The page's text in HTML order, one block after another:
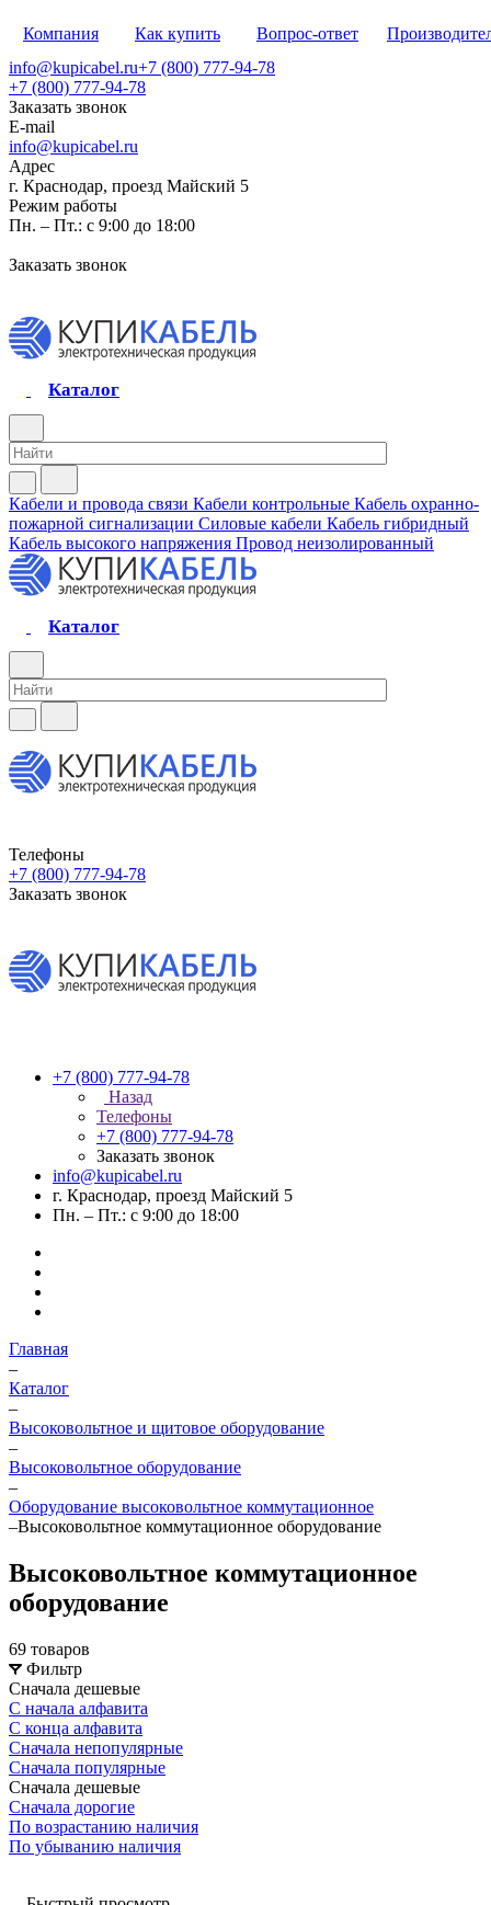
Компания Как купить Вопрос-ответ
info@kupicabel.ru+7 (800) 777-94-78
+7 (800) 777-94-78
Заказать звонок
E-mail
info@kupicabel.ru
Адрес
г. Краснодар, проезд Майский 5
Режим работы
Пн. – Пт.: с 9:00 до 18:00
Заказать звонок
Каталог
Кабели и провода связи Кабели контрольные Кабель охранно-
пожарной сигнализации Силовые кабели Кабель гибридный
Кабель высокого напряжения Провод неизолированный
Каталог
Телефоны
+7 (800) 777-94-78
Заказать звонок
+7 (800) 777-94-78
Назад
Телефоны
+7 (800) 777-94-78
Заказать звонок
info@kupicabel.ru
г. Краснодар, проезд Майский 5
Пн. – Пт.: с 9:00 до 18:00
Главная
–
Каталог
–
Высоковольтное и щитовое оборудование
–
Высоковольтное оборудование
–
Оборудование высоковольтное коммутационное
–Высоковольтное коммутационное оборудование
Высоковольтное коммутационное
оборудование
69 товаров
Фильтр
Сначала дешевые
С начала алфавита
С конца алфавита
Сначала непопулярные
Сначала популярные
Сначала дешевые
Сначала дорогие
По возрастанию наличия
По убыванию наличия